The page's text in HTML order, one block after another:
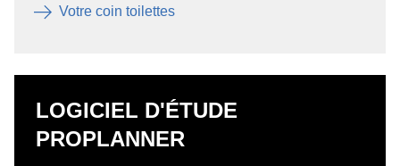
Votre coin toilettes
LOGICIEL D'ÉTUDE
PROPLANNER